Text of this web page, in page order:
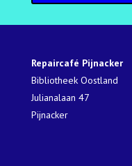
Repaircafé Pijnacker
Bibliotheek Oostland
Julianalaan 47
Pijnacker